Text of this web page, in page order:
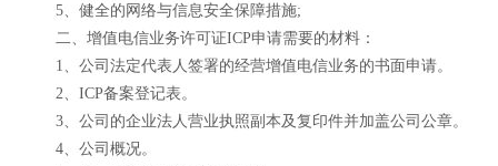
5、健全的网络与信息安全保障措施;
二、增值电信业务许可证ICP申请需要的材料：
1、公司法定代表人签署的经营增值电信业务的书面申请。
2、ICP备案登记表。
3、公司的企业法人营业执照副本及复印件并加盖公司公章。
4、公司概况。